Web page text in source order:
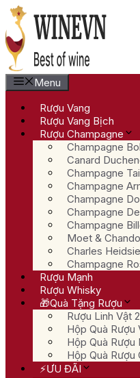
Chuyển
đến
nội
dung
Menu
Rượu Vang
Rượu Vang Bịch
Rượu Champagne
Champagne
Canard
Champagne
Champagne
Champagne
Champagne
Champagne
Moet &
Charles
Champagne
Rượu Mạnh
Rượu Whisky
🎁Quà Tặng Rượu
Rượu Linh Vật
Hộp Quà Rượu
Hộp Quà Rượu
Hộp Quà Rượu
⚡ƯU ĐÃI